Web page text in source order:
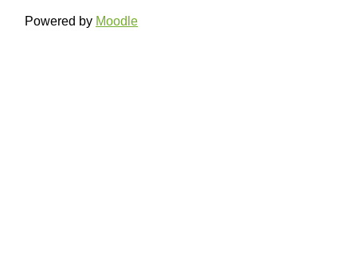
Powered by Moodle